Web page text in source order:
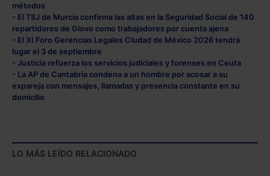
métodos
- El TSJ de Murcia confirma las altas en la Seguridad Social de 140
repartidores de Glovo como trabajadores por cuenta ajena
- El XI Foro Gerencias Legales Ciudad de México 2026 tendrá
lugar el 3 de septiembre
- Justicia refuerza los servicios judiciales y forenses en Ceuta
- La AP de Cantabria condena a un hombre por acosar a su
expareja con mensajes, llamadas y presencia constante en su
domicilio
LO MÁS LEÍDO RELACIONADO